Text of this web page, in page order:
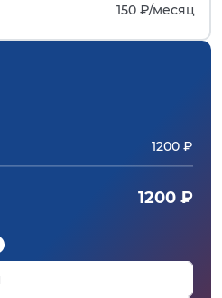
150 ₽/месяц
1200 ₽
1200 ₽